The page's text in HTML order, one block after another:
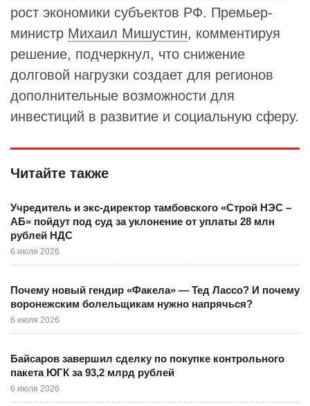
рост экономики субъектов РФ. Премьер-
министр Михаил Мишустин, комментируя
решение, подчеркнул, что снижение
долговой нагрузки создает для регионов
дополнительные возможности для
инвестиций в развитие и социальную сферу.
Читайте также
Учредитель и экс-директор тамбовского «Строй НЭС –
АБ» пойдут под суд за уклонение от уплаты 28 млн
рублей НДС
6 июля 2026
Почему новый гендир «Факела» — Тед Лассо? И почему
воронежским болельщикам нужно напрячься?
6 июля 2026
Байсаров завершил сделку по покупке контрольного
пакета ЮГК за 93,2 млрд рублей
6 июля 2026